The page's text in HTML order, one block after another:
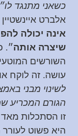
כשאני מתנגד
אלברט
אינה יכולה
שיצרה אותה״.
השורשים
עושה. זה לוקח
לשינוי מבני
הגורם המכריע
זו הסתכלות
היא פשוט